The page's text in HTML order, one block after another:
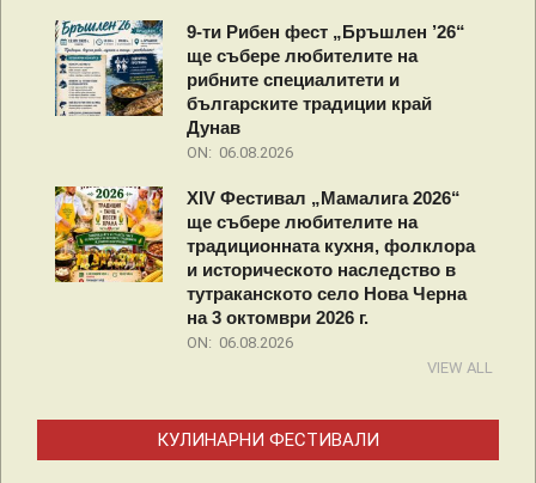
9-ти Рибен фест „Бръшлен ’26“
ще събере любителите на
рибните специалитети и
българските традиции край
Дунав
ON: 06.08.2026
XIV Фестивал „Мамалига 2026“
ще събере любителите на
традиционната кухня, фолклора
и историческото наследство в
тутраканското село Нова Черна
на 3 октомври 2026 г.
ON: 06.08.2026
VIEW ALL
КУЛИНАРНИ ФЕСТИВАЛИ